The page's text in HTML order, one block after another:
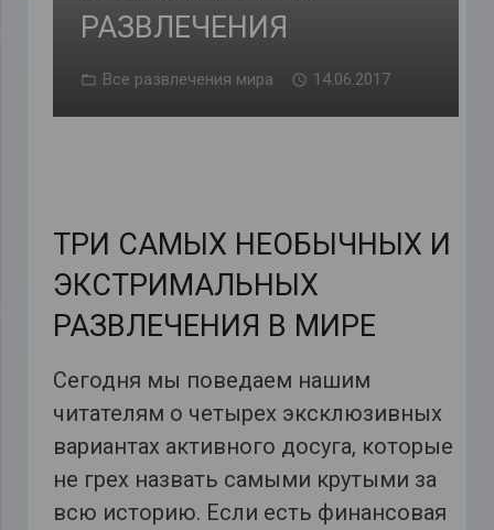
РАЗВЛЕЧЕНИЯ
Все развлечения мира 14.06.2017
ТРИ САМЫХ НЕОБЫЧНЫХ И
ЭКСТРИМАЛЬНЫХ
РАЗВЛЕЧЕНИЯ В МИРЕ
Сегодня мы поведаем нашим
читателям о четырех эксклюзивных
вариантах активного досуга, которые
не грех назвать самыми крутыми за
всю историю. Если есть финансовая